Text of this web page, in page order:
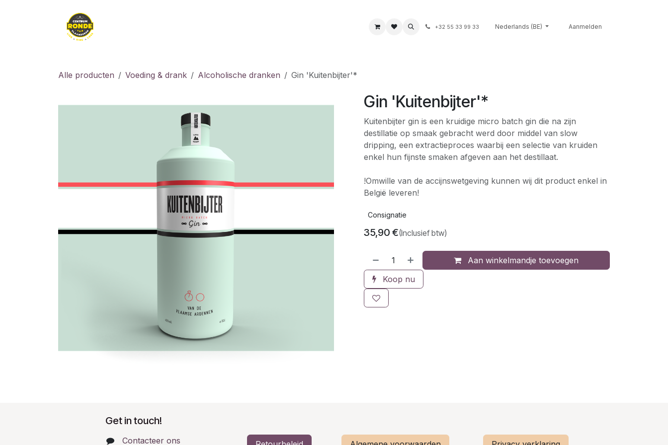
Juwelen Souvenirs Giftcards Merken
+32 55 33 99 33 Nederlands (BE) Aanmelden
Alle producten Voeding & drank Alcoholische dranken Gin 'Kuitenbijter'*
Gin 'Kuitenbijter'*
Kuitenbijter gin is een kruidige micro batch gin die na zijn
destillatie op smaak gebracht werd door middel van slow
dripping, een extractieproces waarbij een selectie van kruiden
enkel hun fijnste smaken afgeven aan het destillaat.
!Omwille van de accijnswetgeving kunnen wij dit product enkel in
België leveren!
Consignatie
35,90 €(Inclusief btw)
Aan winkelmandje toevoegen
Koop nu
Get in touch!
Contacteer ons